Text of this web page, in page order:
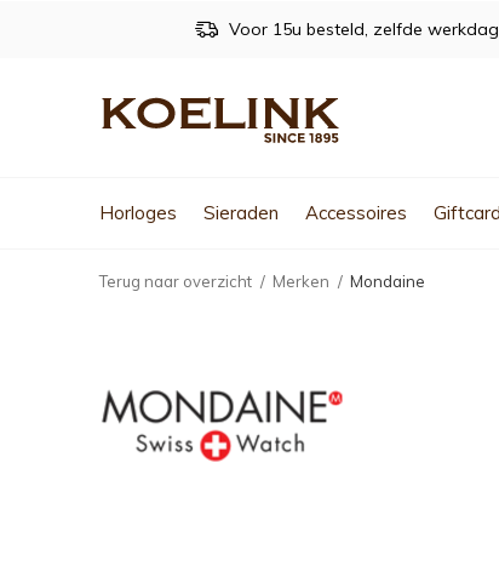
Horloges Sieraden Accessoires
Voor 15u besteld, zelfde
Terug naar overzicht Merken Mondaine